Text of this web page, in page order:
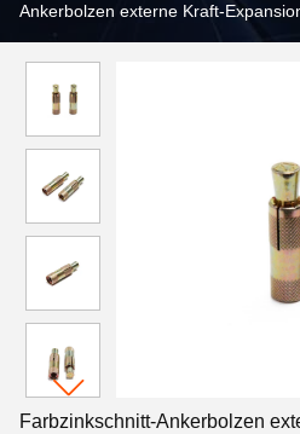
Ankerbolzen externe Kraft-
Farbzinkschnitt-Ankerbolzen